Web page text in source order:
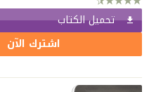
تحميل الكتاب
اشترك الآن